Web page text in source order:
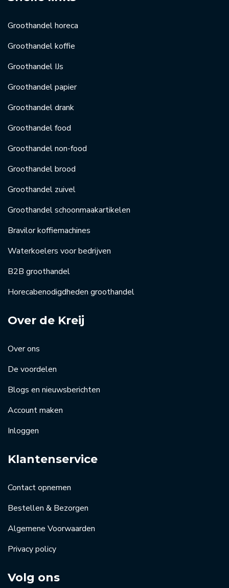
Groothandel horeca
Groothandel koffie
Groothandel IJs
Groothandel papier
Groothandel drank
Groothandel food
Groothandel non-food
Groothandel brood
Groothandel zuivel
Groothandel schoonmaakartikelen
Bravilor koffiemachines
Waterkoelers voor bedrijven
B2B groothandel
Horecabenodigdheden groothandel
Over de Kreij
Over ons
De voordelen
Blogs en nieuwsberichten
Account maken
Inloggen
Klantenservice
Contact opnemen
Bestellen & Bezorgen
Algemene Voorwaarden
Privacy policy
Volg ons